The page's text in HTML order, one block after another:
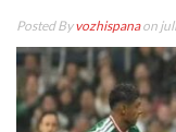
Posted Byvozhispanaon